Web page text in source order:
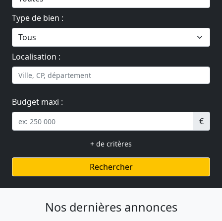
Type de bien :
Localisation :
Budget maxi :
€
+ de critères
Rechercher
Nos dernières annonces